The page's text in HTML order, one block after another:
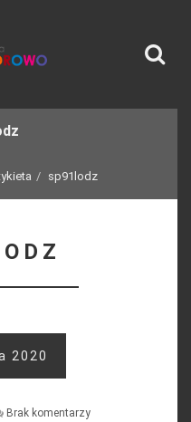
sp91lodz
2020
Brak komentarzy